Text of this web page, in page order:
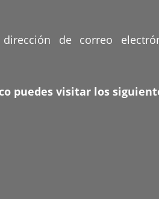
de correo
puedes visitar los